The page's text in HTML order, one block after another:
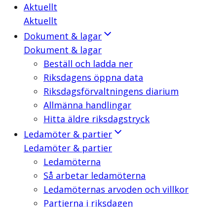
Aktuellt
Aktuellt
Dokument & lagar
Dokument & lagar
Beställ och ladda ner
Riksdagens öppna data
Riksdagsförvaltningens diarium
Allmänna handlingar
Hitta äldre riksdagstryck
Ledamöter & partier
Ledamöter & partier
Ledamöterna
Så arbetar ledamöterna
Ledamöternas arvoden och villkor
Partierna i riksdagen